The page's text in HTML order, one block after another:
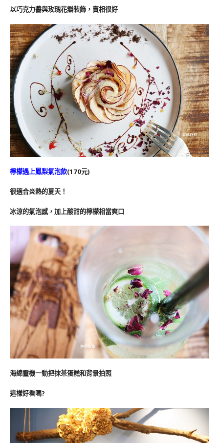
以巧克力醬與玫瑰花瓣裝飾，賣相很好
檸檬遇上鳳梨氣泡飲(170元)
很適合炎熱的夏天！
冰涼的氣泡感，加上酸甜的檸檬相當爽口
海綿靈機一動把抹茶蛋糕和背景拍照
這樣好看嗎?